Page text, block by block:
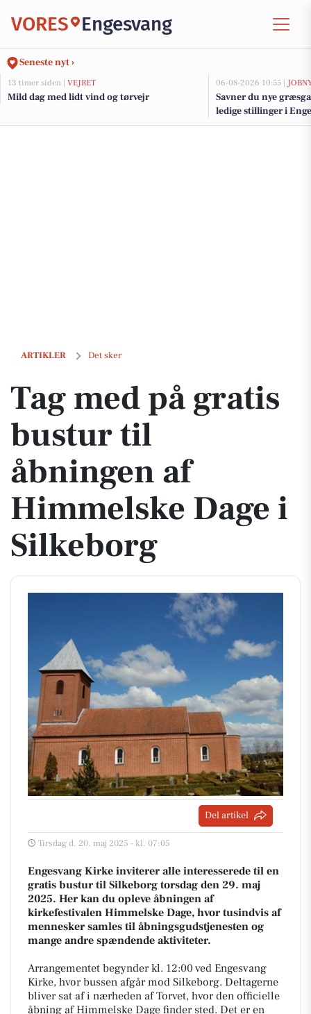
VORES Engesvang
Seneste nyt ›
13 timer siden | VEJRET
Mild dag med lidt vind og tørvejr
06-08-2026 10:55 |
Savner du nye
ledige stillinger i
ARTIKLER Det sker
Tag med på gratis bustur til åbningen af Himmelske Dage i Silkeborg
Tag med på gratis
bustur til
åbningen af
Himmelske Dage i
Silkeborg
Del artikel
Tirsdag d. 20. maj 2025 - kl. 07:05
Engesvang Kirke inviterer alle interesserede til en
gratis bustur til Silkeborg torsdag den 29. maj
2025. Her kan du opleve åbningen af
kirkefestivalen Himmelske Dage, hvor tusindvis af
mennesker samles til åbningsgudstjenesten og
mange andre spændende aktiviteter.
Arrangementet begynder kl. 12:00 ved Engesvang
Kirke, hvor bussen afgår mod Silkeborg. Deltagerne
bliver sat af i nærheden af Torvet, hvor den officielle
åbning af Himmelske Dage finder sted. Det er en